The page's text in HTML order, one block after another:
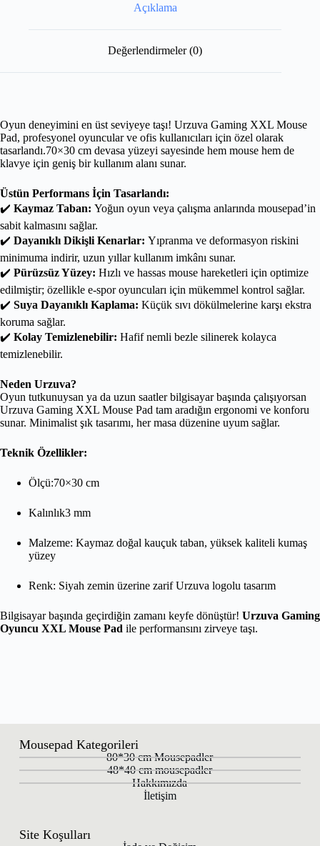
Açıklama
Değerlendirmeler (0)
Oyun deneyimini en üst seviyeye taşı! Urzuva Gaming XXL Mouse
Pad, profesyonel oyuncular ve ofis kullanıcıları için özel olarak
tasarlandı.70×30 cm devasa yüzeyi sayesinde hem mouse hem de
klavye için geniş bir kullanım alanı sunar.
Üstün Performans İçin Tasarlandı:
✔️ Kaymaz Taban: Yoğun oyun veya çalışma anlarında mousepad’in
sabit kalmasını sağlar.
✔️ Dayanıklı Dikişli Kenarlar: Yıpranma ve deformasyon riskini
minimuma indirir, uzun yıllar kullanım imkânı sunar.
✔️ Pürüzsüz Yüzey: Hızlı ve hassas mouse hareketleri için optimize
edilmiştir; özellikle e-spor oyuncuları için mükemmel kontrol sağlar.
✔️ Suya Dayanıklı Kaplama: Küçük sıvı dökülmelerine karşı ekstra
koruma sağlar.
✔️ Kolay Temizlenebilir: Hafif nemli bezle silinerek kolayca
temizlenebilir.
Neden Urzuva?
Oyun tutkunuysan ya da uzun saatler bilgisayar başında çalışıyorsan
Urzuva Gaming XXL Mouse Pad tam aradığın ergonomi ve konforu
sunar. Minimalist şık tasarımı, her masa düzenine uyum sağlar.
Teknik Özellikler:
Ölçü:70×30 cm
Kalınlık3 mm
Malzeme: Kaymaz doğal kauçuk taban, yüksek kaliteli kumaş
yüzey
Renk: Siyah zemin üzerine zarif Urzuva logolu tasarım
Bilgisayar başında geçirdiğin zamanı keyfe dönüştür! Urzuva Gaming
Oyuncu XXL Mouse Pad ile performansını zirveye taşı.
Mousepad Kategorileri
80*30 cm Mousepadler
48*40 cm mousepadler
Hakkımızda
İletişim
Site Koşulları